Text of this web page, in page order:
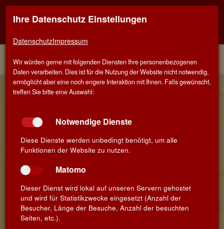
Home Winzer
Juan Manuel - Torre de Barreda
gegründet und wird heute in der dritten Generation von Juan
Manuel geleitet. Er modernisierte nicht nur die Etiketten sondern
etablierte auch moderne Technik im Keller, die von dem jungen
Önologen Jaume Tarazona bestens genutzt wird. Die 160 ha
Weinberge befinden sich auf 700 m Meereshöhe und sind in drei
unterschiedliche Parzellen aufgeteilt, denn das Ziel der Bodega ist
es, den Charakter des Terroirs optimal zum Ausdruck zu bringen.
Juan Manuel
C/Ramalazo 2
ES - 45880 Coral del Almaguer (Toledo)
Kastilien
Ihre Datenschutz Einstellungen
DatenschutzImpressum
Wir würden gerne mit folgenden Diensten Ihre personenbezogenen
Daten verarbeiten. Dies ist für die Nutzung der Website nicht notwendig,
ermöglicht aber eine noch engere Interaktion mit Ihnen. Falls gewünscht,
treffen Sie bitte eine Auswahl:
Notwendige Dienste
Diese Dienste werden unbedingt benötigt, um alle
Funktionen der Website zu nutzen.
Matomo
Dieser Dienst wird lokal auf unseren Servern gehostet
und wird für Statistikzwecke eingesetzt (Anzahl der
Besucher, Länge der Besuche, Anzahl der besuchten
Seiten, etc.).